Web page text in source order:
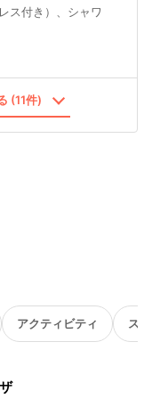
ス付き）、シャワ
(11件)
アクティビティ ス